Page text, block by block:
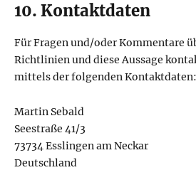
10. Kontaktdaten
Für Fragen und/oder Kommentare
Richtlinien und diese Aussage
mittels der folgenden Kontaktdaten:
Martin Sebald
Seestraße 41/3
73734 Esslingen am Neckar
Deutschland